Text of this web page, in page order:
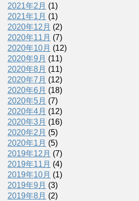
2021年2月 (1)
2021年1月 (1)
2020年12月 (2)
2020年11月 (7)
2020年10月 (12)
2020年9月 (11)
2020年8月 (11)
2020年7月 (12)
2020年6月 (18)
2020年5月 (7)
2020年4月 (12)
2020年3月 (16)
2020年2月 (5)
2020年1月 (5)
2019年12月 (7)
2019年11月 (4)
2019年10月 (1)
2019年9月 (3)
2019年8月 (2)